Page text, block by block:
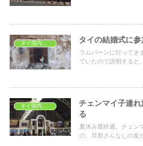
タイの結婚式に
ラムパーンに行ってき
ていたので説明すると
タイ国内旅行
チェンマイ子連
る
夏休み最終週。チェン
の、旦那さんなしの友